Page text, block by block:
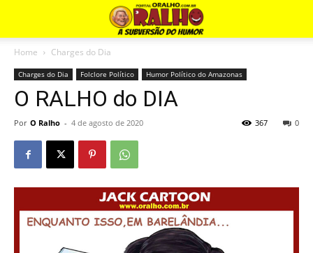
Home Charges do Dia
Charges do Dia Folclore Político Humor Político do Amazonas
O RALHO do DIA
Por O Ralho - 4 de agosto de 2020 0
367